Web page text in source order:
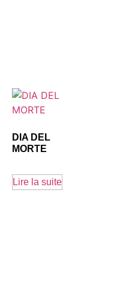
DIA DEL
MORTE
Lire la suite